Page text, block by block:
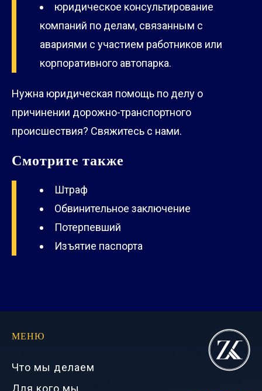
юридическое консультирование
компаний по делам, связанным с
авариями с участием работников или
корпоративного автопарка.
Нужна юридическая помощь по делу о
причинении дорожно-транспортного
происшествия? Свяжитесь с нами.
Смотрите также
Штраф
Обвинительное заключение
Потерпевший
Изъятие паспорта
МЕНЮ
Что мы делаем